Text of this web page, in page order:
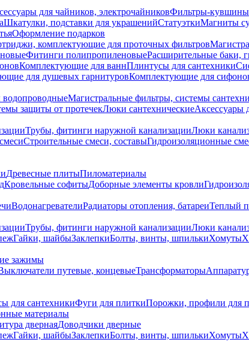
для чайников, электрочайниковФильтры-кувшины
Шкатулки, подставки для украшенийСтатуэткиМагниты
Оформление подарков
комплектующие для проточных фильтров
Фитинги полипропиленовыеРасширительные баки,
Комплектующие для ваннПлинтусы для сантехники
для душевых гарнитуровКомплектующие для
Магистральные фильтры, системы
защиты от протечекЛюки сантехническиеАксессуары
Трубы, фитинги наружной канализацииЛюки
Строительные смеси, составыГидроизоляционные
Древесные плитыПиломатериалы
Кровельные софитыДоборные элементы кровли
ВодонагревателиРадиаторы отопления, батареиТеплый
Трубы, фитинги наружной канализацииЛюки
Гайки, шайбыЗаклепкиБолты, винты, шпилькиХомуты
зажимы
путевые, концевыеТрансформаторы
для сантехникиФуги для плиткиПорожки, профили для
материалы
двернаяДоводчики дверные
Гайки, шайбыЗаклепкиБолты, винты, шпилькиХомуты